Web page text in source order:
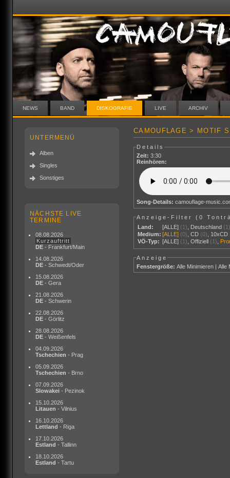
NEWS BAND DISKOGRAFIE LIVE ARCHIV
UNTERMENÜ
Alben
Singles
Sonstiges
NÄCHSTE LIVE
TERMINE
08.08.2026
Kurzauftritt
DE - Frankfurt/Main
14.08.2026
DE - Schwedt/Oder
15.08.2026
DE - Gera
21.08.2026
DE - Schwerin
22.08.2026
DE - Görlitz
28.08.2026
DE - Weißenfels
04.09.2026
Tschechien - Prag
05.09.2026
Tschechien - Brno
07.09.2026
Slowakei - Pezinok
15.10.2026
Litauen - Vilnius
16.10.2026
Lettland - Riga
17.10.2026
Estland - Tallinn
18.10.2026
Estland - Tartu
CAMOUFLAGE > MOTIF
Details
Zeit: 3:30
Reinhören:
Song-Details: camouflage-
Anzeige-Filter (0
Land:
[ALLE] (1) Deutschland
Medium: [ALLE] (0) ,CD (0)
10xCD
VÖ-Typ: [ALLE] (1) ,Offiziell (1)
Anzeige
Fenstergröße: Alle Minimieren |Alle